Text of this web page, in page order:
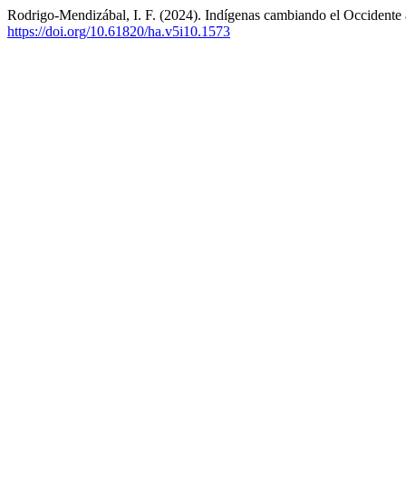
Rodrigo-Mendizábal, I. F. (2024). Indígenas cambiando el
https://doi.org/10.61820/ha.v5i10.1573